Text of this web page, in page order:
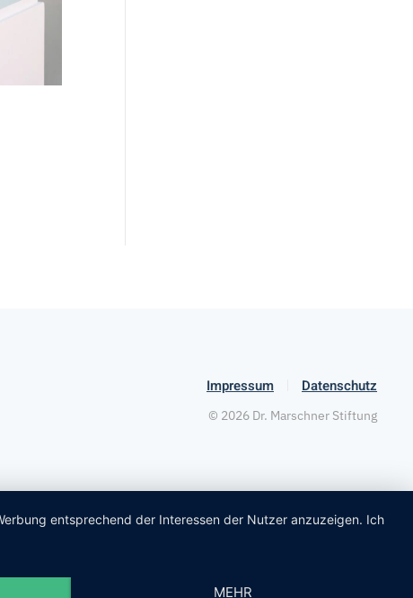
Impressum Datenschutz
© 2026 Dr. Marschner Stiftung
entsprechend der Interessen der Nutzer anzuzeigen. Ich
MEHR